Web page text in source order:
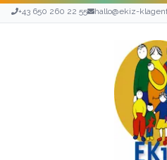
+43 650 260 22 55 hallo@ekiz-